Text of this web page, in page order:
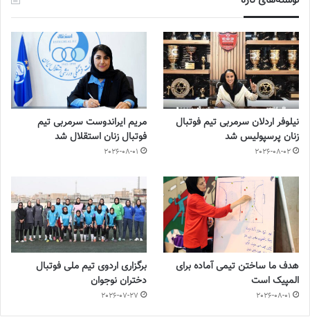
نیلوفر اردلان سرمربی تیم فوتبال
زنان پرسپولیس شد
2026-08-02
مریم ایراندوست سرمربی تیم
فوتبال زنان استقلال شد
2026-08-01
هدف ما ساختن تیمی آماده برای
المپیک است
2026-08-01
برگزاری اردوی تیم ملی فوتبال
دختران نوجوان
2026-07-27